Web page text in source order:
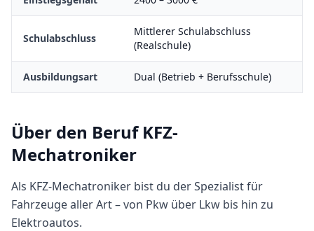
Schulabschluss
Mittlerer Schulabschluss
(Realschule)
Ausbildungsart Dual (Betrieb + Berufsschule)
Über den BerufKFZ-
Mechatroniker
Als KFZ-Mechatroniker bist du der Spezialist für
Fahrzeuge aller Art – von Pkw über Lkw bis hin zu
Elektroautos.